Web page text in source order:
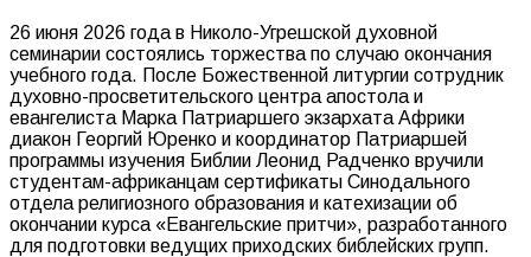
26 июня 2026 года в Николо-Угрешской духовной
семинарии состоялись торжества по случаю окончания
учебного года. После Божественной литургии сотрудник
духовно-просветительского центра апостола и
евангелиста Марка Патриаршего экзархата Африки
диакон Георгий Юренко и координатор Патриаршей
программы изучения Библии Леонид Радченко вручили
студентам-африканцам сертификаты Синодального
отдела религиозного образования и катехизации об
окончании курса «Евангельские притчи», разработанного
для подготовки ведущих приходских библейских групп.